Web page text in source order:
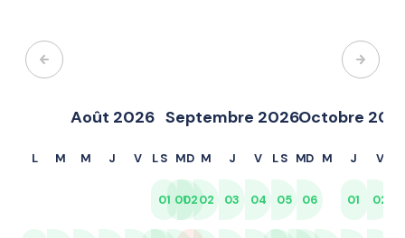
Août 2026
L M M J V S D
01 02
Septembre 2026
L M M J V S D
01 02 03 04 05 06
Octobre
L M M J V
01 02